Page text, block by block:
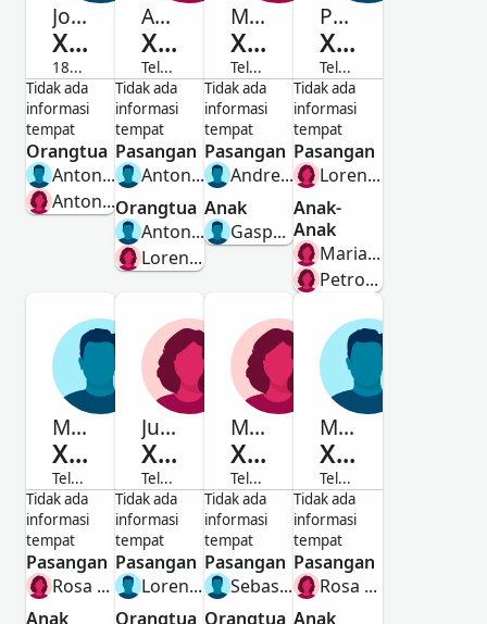
Jose Peres
Xucumte
1859-Telah Meninggal
Laki-Laki
Tidak ada
informasi
tempat
Orangtua
Antonio Peres Aceinto
Antonia Xucumte
Antonia
Xucumte
Telah Meninggal
Perempuan
Tidak ada
informasi
tempat
Pasangan
Antonio Peres Aceinto
Orangtua
Antonio Perez
Lorenza Peres
Micaela Peres
Xucumte
Telah Meninggal
Perempuan
Tidak ada
informasi
tempat
Pasangan
Andres Hernandes Cog
Anak
Gaspar Hernandes Cog
Pedro Peres
Xucumte
Telah Meninggal
Laki-Laki
Tidak ada
informasi
tempat
Pasangan
Lorensa Peres Tasajo
Anak-
Anak
Maria Loreto Peres Peres
Petrona Peres Peres
Mateo Peres
Xucumte
Telah Meninggal
Laki-Laki
Tidak ada
informasi
tempat
Pasangan
Rosa Peres Tasajo
Anak
Juana Peres
Xucumte
Telah Meninggal
Perempuan
Tidak ada
informasi
tempat
Pasangan
Lorenso Peres Asiento
Orangtua
Maria Peres
Xucumte
Telah Meninggal
Perempuan
Tidak ada
informasi
tempat
Pasangan
Sebastian Hernandes Co
Orangtua
Mateo Peres
Xucumte
Telah Meninggal
Laki-Laki
Tidak ada
informasi
tempat
Pasangan
Rosa Peres Asiento
Anak